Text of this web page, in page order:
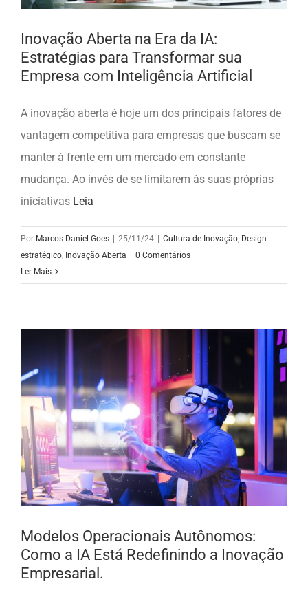
Inovação Aberta na Era da IA:
Estratégias para Transformar sua
Empresa com Inteligência Artificial
A inovação aberta é hoje um dos principais fatores de
vantagem competitiva para empresas que buscam se
manter à frente em um mercado em constante
mudança. Ao invés de se limitarem às suas próprias
iniciativas Leia
Por Marcos Daniel Goes | 25/11/24 | Cultura de Inovação Design
estratégico Inovação Aberta | 0 Comentários
Ler Mais
Modelos Operacionais Autônomos:
Como a IA Está Redefinindo a Inovação
Empresarial.